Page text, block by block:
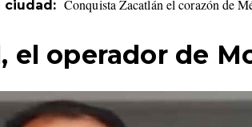
ciudad: Conquista Zacatlán el corazón de
el operador de